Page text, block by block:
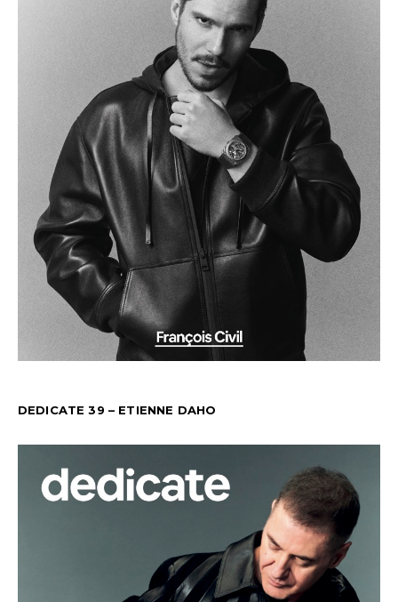
DEDICATE 39 – ETIENNE DAHO